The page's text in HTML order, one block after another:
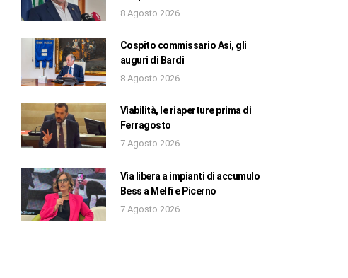
8 Agosto 2026
Cospito commissario Asi, gli
auguri di Bardi
8 Agosto 2026
Viabilità, le riaperture prima di
Ferragosto
7 Agosto 2026
Via libera a impianti di accumulo
Bess a Melfi e Picerno
7 Agosto 2026